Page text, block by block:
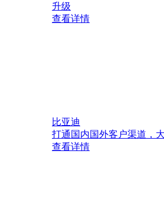
升级
查看详情
比亚迪
打通国内国外客户渠道，
查看详情